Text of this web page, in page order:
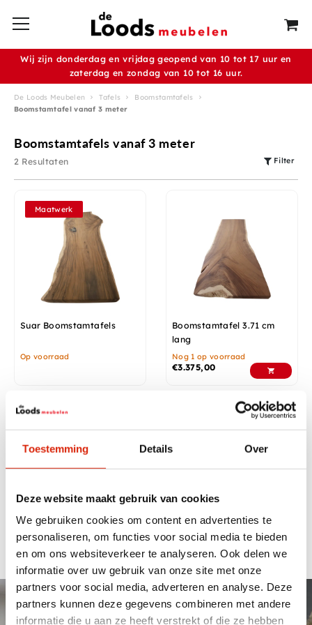
Toestemming Details Over
Deze website maakt gebruik van cookies
We gebruiken cookies om content en advertenties te
personaliseren, om functies voor social media te bieden
en om ons websiteverkeer te analyseren. Ook delen we
informatie over uw gebruik van onze site met onze
partners voor social media, adverteren en analyse. Deze
partners kunnen deze gegevens combineren met andere
informatie die u aan ze heeft verstrekt of die ze hebben
Wij zijn donderdag en vrijdag geopend van 10 tot 17 uur en
zaterdag en zondag van 10 tot 16 uur.
De Loods Meubelen Tafels
Boomstamtafels
Boomstamtafel vanaf 3 meter
Boomstamtafels vanaf 3 meter
2 Resultaten Filter
Maatwerk
Suar Boomstamtafels
Op voorraad
Boomstamtafel 3.71 cm
lang
Nog 1 op voorraad
€3.375,00
Boomstamtafels vanaf 3 meter
Bij de Loods Meubelen hebben wij boomstamtafels vanaf
3 meter op voorraad. Zowel online als in onze 2000m2
u bepaalde specifieke wensen dan kan maatwerk
onze showroom om de mogelijkheden te bespreken en je
te laten inspireren.
Maatwerk & Showroom van